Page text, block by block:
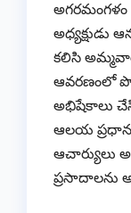
అధ్యక్షుడు
కలిసి
ఆవరణంలో
అభిషేకాలు చేసి
ఆలయ ప్రధాన
ఆచార్యులు
ప్రసాదాలను